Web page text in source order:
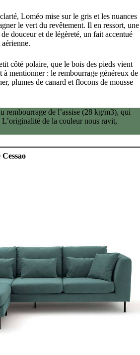
Loméo mise sur le gris et les nuances
le vert du revêtement. Il en ressort, une
douceur et de légèreté, un fait accentué
côté polaire, que le bois des pieds vient
mentionner : le rembourrage généreux de
plumes de canard et flocons de mousse
rembourrage de l’assise (28 kg/m3), qui
de la couleur nous ravit,